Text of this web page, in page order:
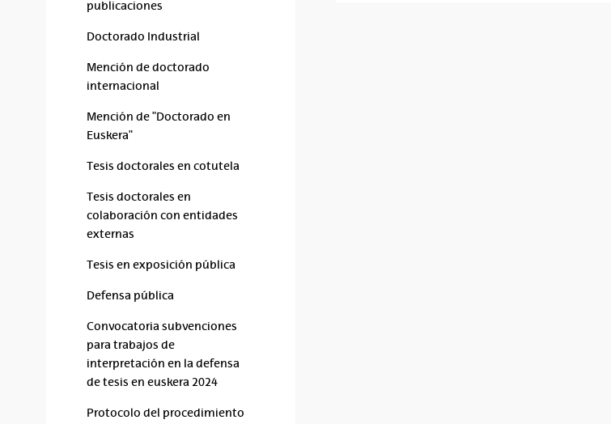
publicaciones
Doctorado Industrial
Mención de doctorado
internacional
Mención de "Doctorado en
Euskera"
Tesis doctorales en cotutela
Tesis doctorales en
colaboración con entidades
externas
Tesis en exposición pública
Defensa pública
Convocatoria subvenciones
para trabajos de
interpretación en la defensa
de tesis en euskera 2024
Protocolo del procedimiento